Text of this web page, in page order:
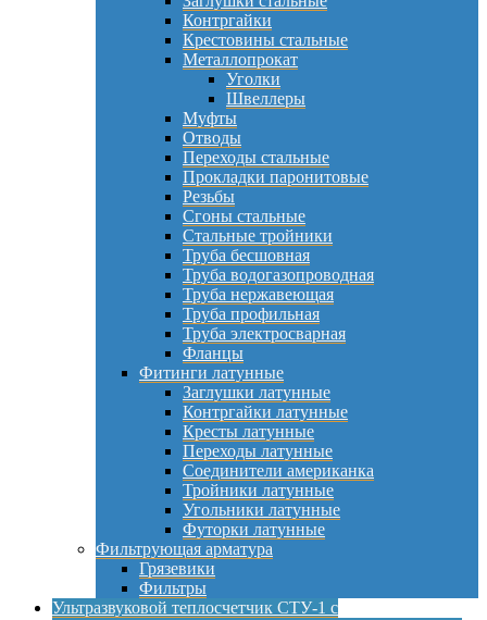
Контргайки
Крестовины стальные
Металлопрокат
Уголки
Швеллеры
Муфты
Отводы
Переходы стальные
Прокладки паронитовые
Резьбы
Сгоны стальные
Стальные тройники
Труба бесшовная
Труба водогазопроводная
Труба нержавеющая
Труба профильная
Труба электросварная
Фланцы
Фитинги латунные
Заглушки латунные
Контргайки латунные
Кресты латунные
Переходы латунные
Соединители американка
Тройники латунные
Угольники латунные
Футорки латунные
Фильтрующая арматура
Грязевики
Фильтры
Ультразвуковой теплосчетчик СТУ-1 с